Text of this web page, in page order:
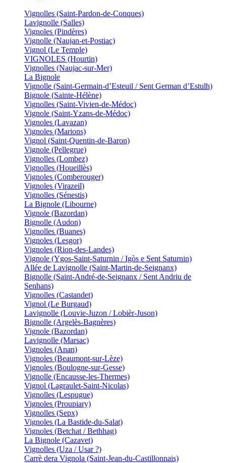
Vignolles (Saint-Pardon-de-Conques)
Lavignolle (Salles)
Vignoles (Pindères)
Vignolle (Naujan-et-Postiac)
Vignol (Le Temple)
VIGNOLES (Hourtin)
Vignolles (Naujac-sur-Mer)
La Bignole
Vignolle (Saint-Germain-d’Esteuil / Sent German d’Estulh)
Bignole (Sainte-Hélène)
Vignolles (Saint-Vivien-de-Médoc)
Vignole (Saint-Yzans-de-Médoc)
Vignoles (Lavazan)
Vignoles (Marions)
Vignol (Saint-Quentin-de-Baron)
Vignole (Pellegrue)
Vignolles (Lombez)
Vignolles (Houeillès)
Vignoles (Comberouger)
Vignoles (Virazeil)
Vignolles (Sénestis)
La Bignole (Libourne)
Vignole (Bazordan)
Bignolle (Audon)
Vignolles (Buanes)
Vignoles (Lesgor)
Vignoles (Rion-des-Landes)
Vignole (Ygos-Saint-Saturnin / Igòs e Sent Saturnin)
Allée de Lavignolle (Saint-Martin-de-Seignanx)
Bignolle (Saint-André-de-Seignanx / Sent Andriu de
Senhans)
Vignolles (Castandet)
Vignol (Le Burgaud)
Lavignolle (Louvie-Juzon / Lobièr-Juson)
Bignolle (Argelès-Bagnères)
Vignole (Bazordan)
Lavignolle (Marsac)
Vignoles (Anan)
Vignoles (Beaumont-sur-Lèze)
Vignoles (Boulogne-sur-Gesse)
Vignolle (Encausse-les-Thermes)
Vignol (Lagraulet-Saint-Nicolas)
Vignolles (Lespugue)
Vignoles (Proupiary)
Vignolles (Sepx)
Vignoles (La Bastide-du-Salat)
Vignoles (Betchat / Bethhag)
La Bignole (Cazavet)
Vignolles (Uza / Usar ?)
Carrè dera Vignola (Saint-Jean-du-Castillonnais)